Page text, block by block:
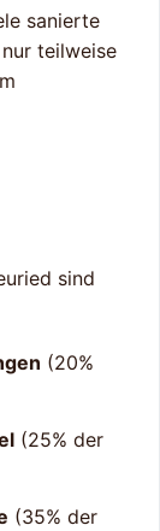
sanierte
teilweise
sind
(20%
(25% der
(35% der